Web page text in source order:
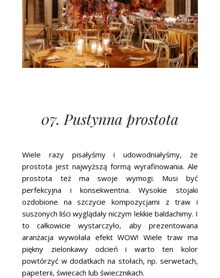
07. Pustynna prostota
Wiele razy pisałyśmy i udowodniałyśmy, że
prostota jest najwyższą formą wyrafinowania. Ale
prostota też ma swoje wymogi. Musi być
perfekcyjna i konsekwentna. Wysokie stojaki
ozdobione na szczycie kompozycjami z traw i
suszonych liści wyglądały niczym lekkie baldachimy. I
to całkowicie wystarczyło, aby prezentowana
aranżacja wywołała efekt WOW! Wiele traw ma
piękny zielonkawy odcień i warto ten kolor
powtórzyć w dodatkach na stołach, np. serwetach,
papeterii, świecach lub świecznikach.